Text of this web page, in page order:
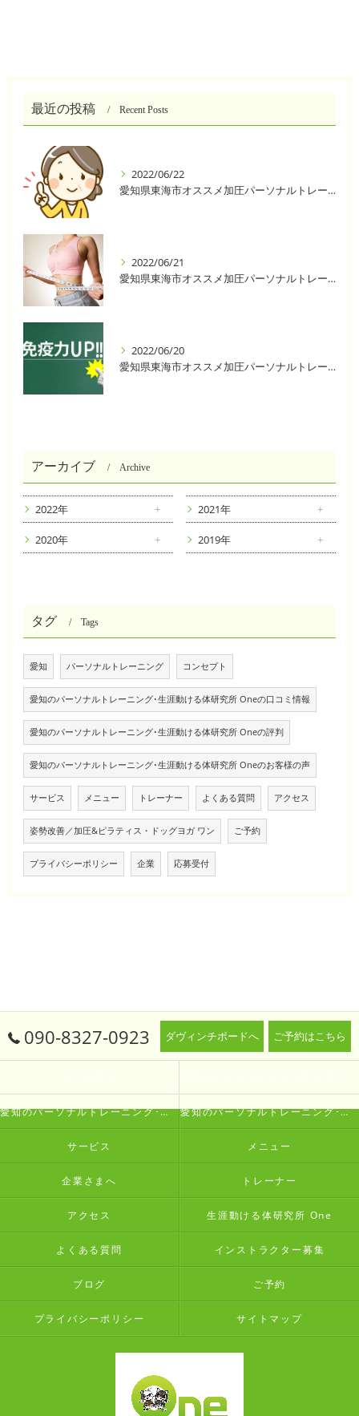
最近の投稿 Recent Posts
2022/06/22
愛知県東海市オススメ加圧パーソナルトレーニングジム One❣️
2022/06/21
愛知県東海市オススメ加圧パーソナルトレーニングジム One❣️
2022/06/20
愛知県東海市オススメ加圧パーソナルトレーニングジム One❣️
アーカイブ Archive
2022年 2021年
2020年 2019年
タグ Tags
愛知 パーソナルトレーニング コンセプト
愛知のパーソナルトレーニング･生涯動ける体研究所 Oneの口コミ情報
愛知のパーソナルトレーニング･生涯動ける体研究所 Oneの評判
愛知のパーソナルトレーニング･生涯動ける体研究所 Oneのお客様の声
サービス メニュー トレーナー よくある質問 アクセス
姿勢改善／加圧&ピラティス・ドッグヨガ ワン ご予約
プライバシーポリシー 企業 応募受付
090-8327-0923 ダヴィンチボードへ ご予約はこちら
愛知のパーソナルトレーニング･生涯動ける体研究所 Oneの評判 愛知のパーソナルトレーニング･生涯動ける体研究所 Oneのお客様の声
サービス メニュー
企業さまへ トレーナー
アクセス 生涯動ける体研究所 One
よくある質問 インストラクター募集
ブログ ご予約
プライバシーポリシー サイトマップ